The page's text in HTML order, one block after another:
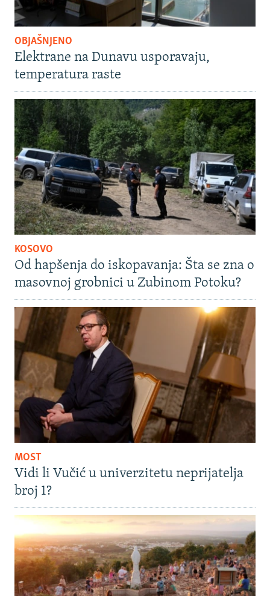
OBJAŠNJENO
Elektrane na Dunavu usporavaju,
temperatura raste
KOSOVO
Od hapšenja do iskopavanja: Šta se zna o
masovnoj grobnici u Zubinom Potoku?
MOST
Vidi li Vučić u univerzitetu neprijatelja
broj 1?